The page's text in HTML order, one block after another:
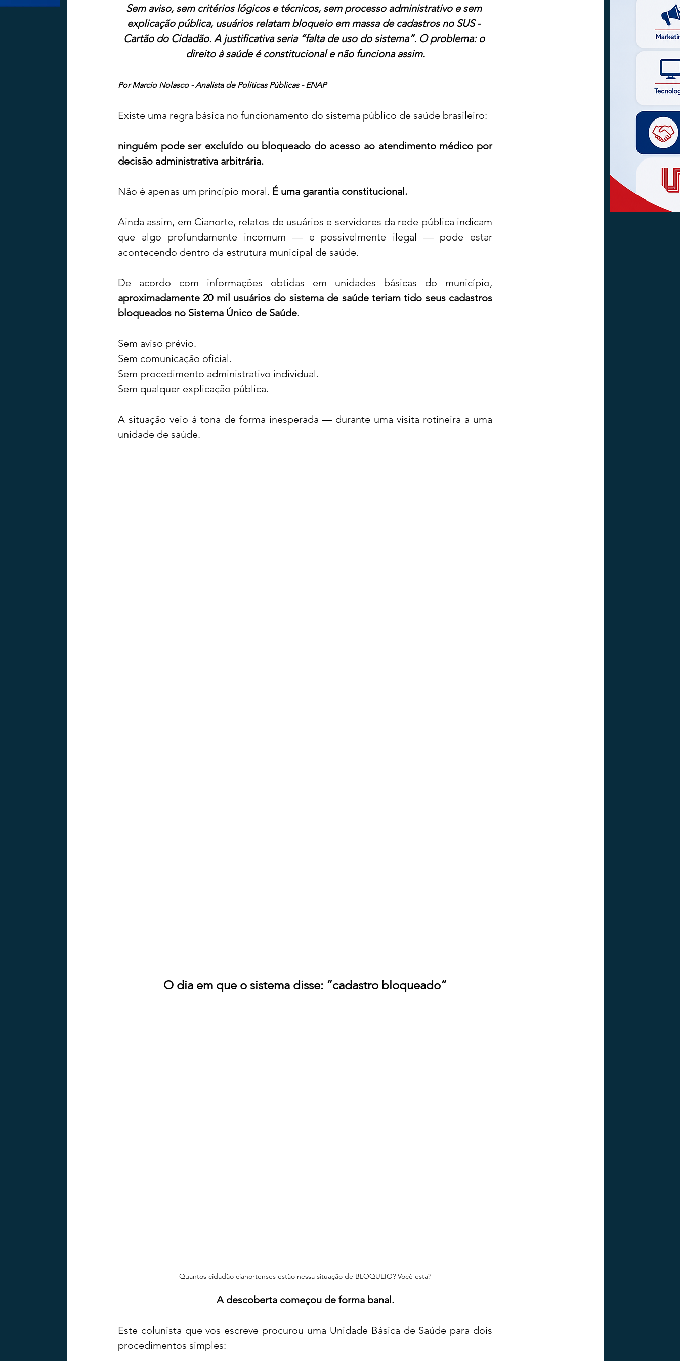
Sem aviso, sem critérios lógicos e técnicos, sem processo administrativo e sem
explicação pública, usuários relatam bloqueio em massa de cadastros no SUS -
Cartão do Cidadão. A justificativa seria “falta de uso do sistema”. O problema: o
direito à saúde é constitucional e não funciona assim.
Por Marcio Nolasco - Analista de Políticas Públicas - ENAP
Existe uma regra básica no funcionamento do sistema público de saúde brasileiro:
ninguém pode ser excluído ou bloqueado do acesso ao atendimento médico por
decisão administrativa arbitrária.
Não é apenas um princípio moral. É uma garantia constitucional.
Ainda assim, em Cianorte, relatos de usuários e servidores da rede pública indicam
que algo profundamente incomum — e possivelmente ilegal — pode estar
acontecendo dentro da estrutura municipal de saúde.
aproximadamente 20 mil usuários do sistema de saúde teriam tido seus cadastros
bloqueados no Sistema Único de Saúde.
Sem aviso prévio.
Sem comunicação oficial.
Sem procedimento administrativo individual.
Sem qualquer explicação pública.
A situação veio à tona de forma inesperada — durante uma visita rotineira a uma
unidade de saúde.
O dia em que o sistema disse: “cadastro bloqueado”
Quantos cidadão cianortenses estão nessa situação de BLOQUEIO? Você esta?
A descoberta começou de forma banal.
Este colunista que vos escreve procurou uma Unidade Básica de Saúde para dois
procedimentos simples: